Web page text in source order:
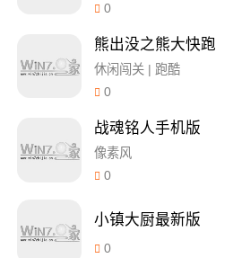
0
熊出没之熊大快跑
休闲闯关 | 跑酷
0
战魂铭人手机版
像素风
0
小镇大厨最新版
0